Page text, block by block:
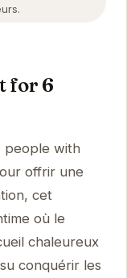
for 6
people with
offrir une
cet
où le
chaleureux
conquérir les